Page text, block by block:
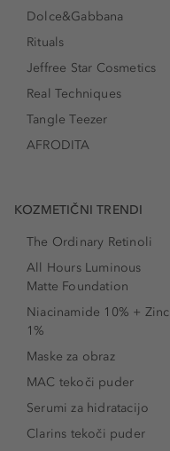
Dolce&Gabbana
Rituals
Jeffree Star Cosmetics
Real Techniques
Tangle Teezer
AFRODITA
KOZMETIČNI TRENDI
The Ordinary Retinoli
All Hours Luminous
Matte Foundation
Niacinamide 10% + Zinc
1%
Maske za obraz
MAC tekoči puder
Serumi za hidratacijo
Clarins tekoči puder